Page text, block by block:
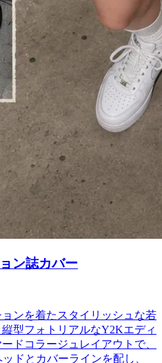
ン誌カバー
ンを着たスタイリッシュな若
型フォトリアルなY2Kエディ
ドコラージュレイアウトで、
ドとカバーラインを配し、